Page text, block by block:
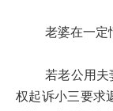
老婆在一定情
若老公用夫妻
权起诉小三要求